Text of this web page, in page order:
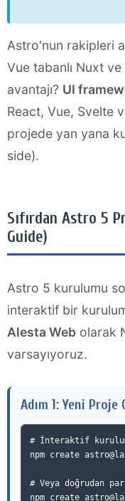
Astro'nun rakipleri
Vue tabanlı Nuxt
avantajı? UI
React, Vue, Svelte
projede yan yana
side).
Sıfırdan Astro 5
Guide)
Astro 5 kurulumu
interaktif bir
Alesta Web olarak
varsayıyoruz.
Adım 1: Yeni
# İnteraktif
npm create
# Veya doğrudan